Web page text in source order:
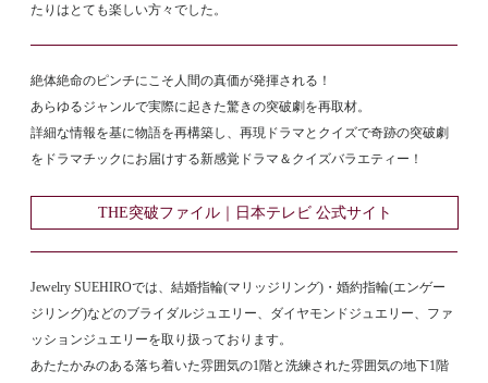
たりはとても楽しい方々でした。
絶体絶命のピンチにこそ人間の真価が発揮される！
あらゆるジャンルで実際に起きた驚きの突破劇を再取材。
詳細な情報を基に物語を再構築し、再現ドラマとクイズで奇跡の突破劇
をドラマチックにお届けする新感覚ドラマ＆クイズバラエティー！
THE突破ファイル｜日本テレビ 公式サイト
Jewelry SUEHIROでは、結婚指輪(マリッジリング)・婚約指輪(エンゲー
ジリング)などのブライダルジュエリー、ダイヤモンドジュエリー、ファ
ッションジュエリーを取り扱っております。
あたたかみのある落ち着いた雰囲気の1階と洗練された雰囲気の地下1階